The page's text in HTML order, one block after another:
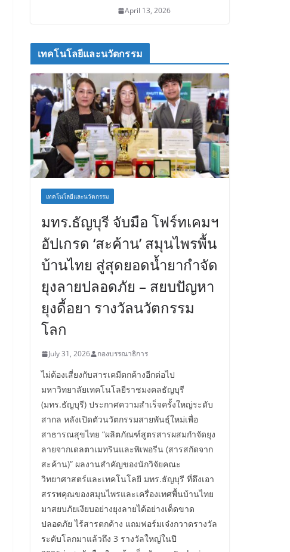
April 13, 2026
เทคโนโลยีและนวัตกรรม
เทคโนโลยีและนวัตกรรม
มทร.ธัญบุรี จับมือ โฟร์ทเคมฯ
อัปเกรด ‘สะค้าน’ สมุนไพรพื้น
บ้านไทย สู่สุดยอดน้ำยากำจัด
ยุงลายปลอดภัย – สยบปัญหา
ยุงดื้อยา รางวัลนวัตกรรม
โลก
July 31, 2026 กองบรรณาธิการ
ไม่ต้องเสี่ยงกับสารเคมีตกค้างอีกต่อไป
มหาวิทยาลัยเทคโนโลยีราชมงคลธัญบุรี
(มทร.ธัญบุรี) ประกาศความสำเร็จครั้งใหญ่ระดับ
สากล หลังเปิดตัวนวัตกรรมสายพันธุ์ใหม่เพื่อ
สาธารณสุขไทย “ผลิตภัณฑ์สูตรสารผสมกำจัดยุง
ลายจากเดลตาเมทรินและพิเพอรีน (สารสกัดจาก
สะค้าน)” ผลงานสำคัญของนักวิจัยคณะ
วิทยาศาสตร์และเทคโนโลยี มทร.ธัญบุรี ที่ดึงเอา
สรรพคุณของสมุนไพรและเครื่องเทศพื้นบ้านไทย
มาสยบภัยเงียบอย่างยุงลายได้อย่างเด็ดขาด
ปลอดภัย ไร้สารตกค้าง แถมฟอร์มเจ๋งกวาดรางวัล
ระดับโลกมาแล้วถึง 3 รางวัลใหญ่ในปี